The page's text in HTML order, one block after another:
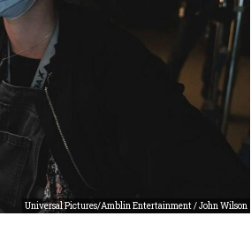
Universal Pictures/Amblin Entertainment / John Wilson